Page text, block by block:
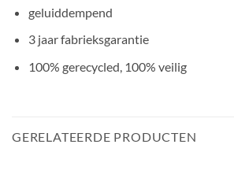
geluiddempend
3 jaar fabrieksgarantie
100% gerecycled, 100% veilig
GERELATEERDE PRODUCTEN